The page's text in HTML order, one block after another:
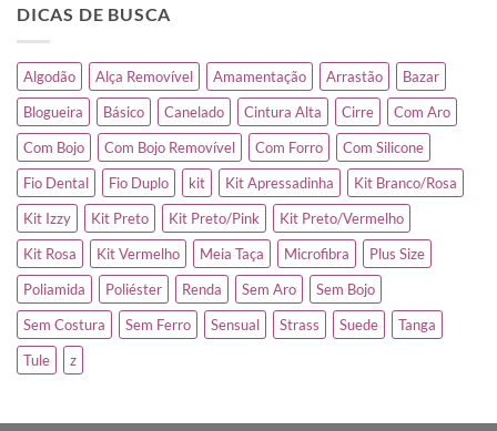
DICAS DE BUSCA
Algodão Alça Removível Amamentação Arrastão
Bazar
Blogueira
Básico Canelado Cintura Alta Cirre
Com Aro
Com Bojo
Com Bojo Removível Com Forro
Com Silicone
Fio Dental
Fio Duplo kit Kit Apressadinha
Kit Branco/Rosa
Kit Izzy
Kit Preto Kit Preto/Pink
Kit Preto/Vermelho
Kit Rosa
Kit Vermelho Meia Taça Microfibra
Plus Size
Poliamida
Poliéster Renda Sem Aro
Sem Bojo
Sem Costura
Sem Ferro Sensual Strass Suede
Tanga
Tule
z